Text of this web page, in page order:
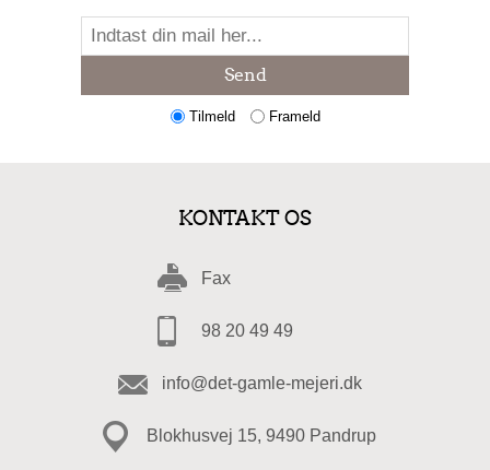
Send
Tilmeld Frameld
KONTAKT OS
Fax
98 20 49 49
info@det-gamle-mejeri.dk
Blokhusvej 15, 9490 Pandrup